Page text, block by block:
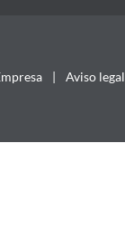
| Aviso legal